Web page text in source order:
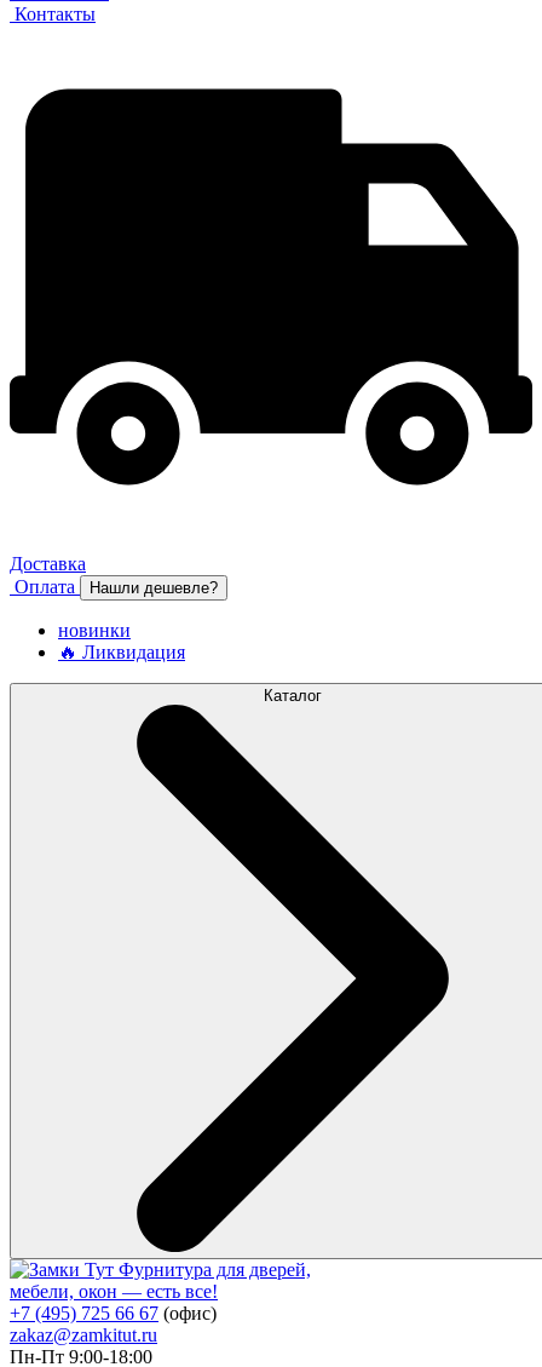
Контакты
Доставка
Оплата
Нашли дешевле?
новинки
🔥 Ликвидация
Каталог
Фурнитура для дверей,
мебели, окон — есть все!
+7 (495) 725 66 67 (офис)
zakaz@zamkitut.ru
Пн-Пт 9:00-18:00